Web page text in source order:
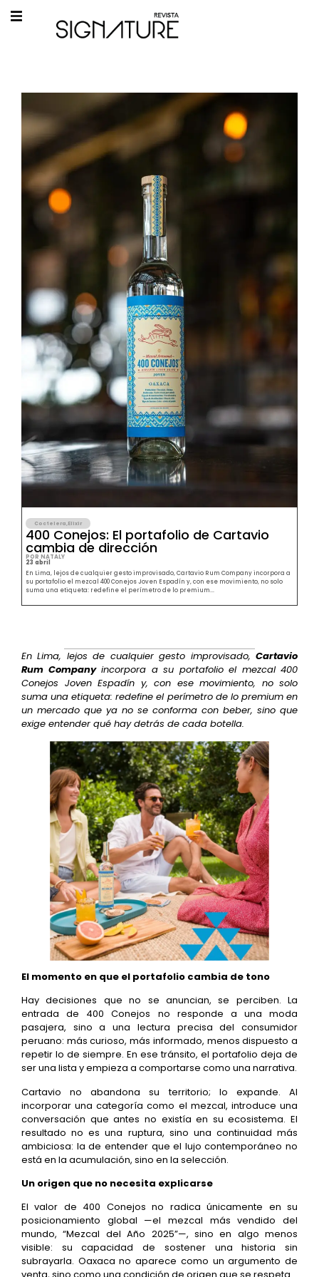
Coctelera,Elixir
400 Conejos: El portafolio de Cartavio
cambia de dirección
POR NATALY
23 abril
En Lima, lejos de cualquier gesto improvisado, Cartavio Rum Company incorpora a
su portafolio el mezcal 400 Conejos Joven Espadín y, con ese movimiento, no solo
suma una etiqueta: redefine el perímetro de lo premium...
En Lima, lejos de cualquier gesto improvisado, Cartavio
Rum Companyincorpora a su portafolio el mezcal 400
Conejos Joven Espadín y, con ese movimiento, no solo
suma una etiqueta: redefine el perímetro de lo premium en
un mercado que ya no se conforma con beber, sino que
exige entender qué hay detrás de cada botella.
El momento en que el portafolio cambia de tono
Hay decisiones que no se anuncian, se perciben. La
entrada de 400 Conejos no responde a una moda
pasajera, sino a una lectura precisa del consumidor
peruano: más curioso, más informado, menos dispuesto a
repetir lo de siempre. En ese tránsito, el portafolio deja de
ser una lista y empieza a comportarse como una narrativa.
Cartavio no abandona su territorio; lo expande. Al
incorporar una categoría como el mezcal, introduce una
conversación que antes no existía en su ecosistema. El
resultado no es una ruptura, sino una continuidad más
ambiciosa: la de entender que el lujo contemporáneo no
está en la acumulación, sino en la selección.
Un origen que no necesita explicarse
El valor de 400 Conejos no radica únicamente en su
posicionamiento global —el mezcal más vendido del
mundo, “Mezcal del Año 2025”—, sino en algo menos
visible: su capacidad de sostener una historia sin
subrayarla. Oaxaca no aparece como un argumento de